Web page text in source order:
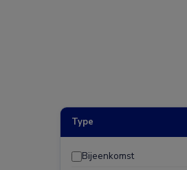
Type
Bijeenkomst